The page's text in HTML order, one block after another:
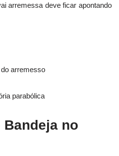
arremessa deve ficar apontando
arremesso
parabólica
no